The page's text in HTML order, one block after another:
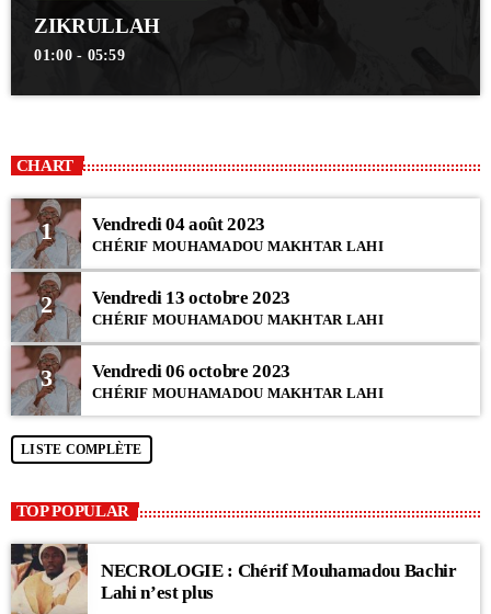
ZIKRULLAH
01:00 - 05:59
CHART
1 Vendredi 04 août 2023
CHÉRIF MOUHAMADOU MAKHTAR LAHI
2 Vendredi 13 octobre 2023
CHÉRIF MOUHAMADOU MAKHTAR LAHI
3 Vendredi 06 octobre 2023
CHÉRIF MOUHAMADOU MAKHTAR LAHI
LISTE COMPLÈTE
TOP POPULAR
NECROLOGIE : Chérif Mouhamadou Bachir
Lahi n’est plus